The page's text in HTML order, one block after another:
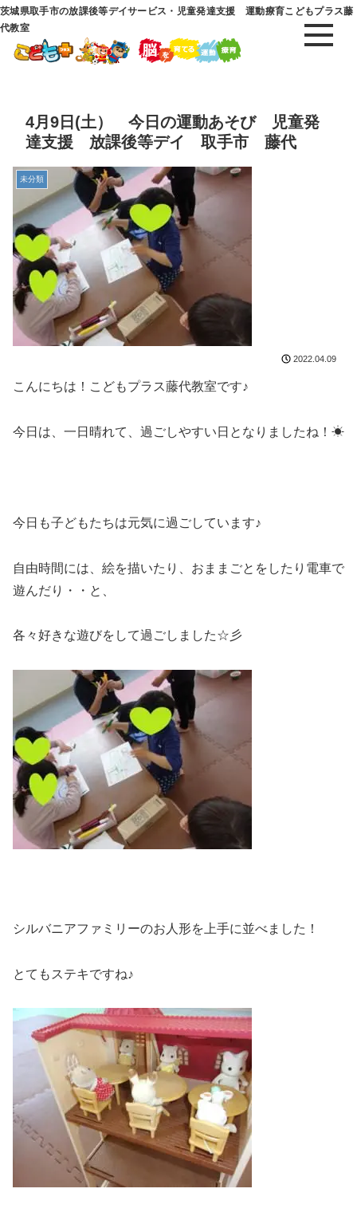
茨城県取手市の放課後等デイサービス・児童発達支援 運動療育こどもプラス藤
代教室
4月9日(土） 今日の運動あそび 児童発
達支援 放課後等デイ 取手市 藤代
未分類
2022.04.09
こんにちは！こどもプラス藤代教室です♪
今日は、一日晴れて、過ごしやすい日となりましたね！☀
今日も子どもたちは元気に過ごしています♪
自由時間には、絵を描いたり、おままごとをしたり電車で
遊んだり・・と、
各々好きな遊びをして過ごしました☆彡
シルバニアファミリーのお人形を上手に並べました！
とてもステキですね♪